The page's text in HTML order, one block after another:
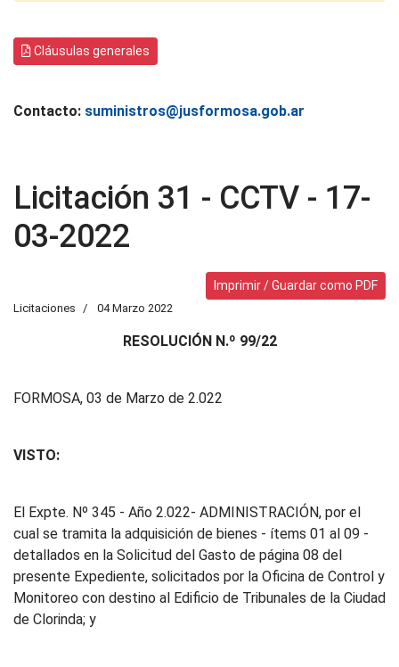
Cláusulas generales
Contacto: suministros@jusformosa.gob.ar
Licitación 31 - CCTV - 17-
03-2022
Imprimir / Guardar como PDF
Licitaciones 04 Marzo 2022
RESOLUCIÓN N.º 99/22
FORMOSA, 03 de Marzo de 2.022
VISTO:
El Expte. Nº 345 - Año 2.022- ADMINISTRACIÓN, por el
cual se tramita la adquisición de bienes - ítems 01 al 09 -
detallados en la Solicitud del Gasto de página 08 del
presente Expediente, solicitados por la Oficina de Control y
Monitoreo con destino al Edificio de Tribunales de la Ciudad
de Clorinda; y